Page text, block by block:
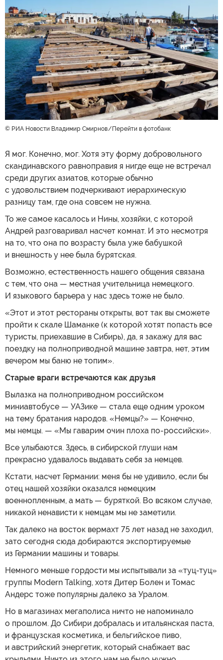
© РИА Новости Владимир Смирнов Перейти в фотобанк
Я мог. Конечно, мог. Хотя эту форму добровольного
скандинавского равноправия я нигде еще не встречал
среди других азиатов, которые обычно
с удовольствием подчеркивают иерархическую
разницу там, где она совсем не нужна.
То же самое касалось и Нины, хозяйки, с которой
Андрей разговаривал насчет комнат. И это несмотря
на то, что она по возрасту была уже бабушкой
и внешность у нее была бурятская.
Возможно, естественность нашего общения связана
с тем, что она — местная учительница немецкого.
И языкового барьера у нас здесь тоже не было.
«Этот и этот рестораны открыты, вот так вы сможете
пройти к скале Шаманке (к которой хотят попасть все
туристы, приехавшие в Сибирь), да, я закажу для вас
поездку на полноприводной машине завтра, нет, этим
вечером мы баню не топим».
Старые враги встречаются как друзья
Вылазка на полноприводном российском
миниавтобусе — УАЗике — стала еще одним уроком
на тему братания народов. «Немцы?» — Конечно,
мы немцы. — «Мы гаварим очин плоха по-российски».
Все улыбаются. Здесь, в сибирской глуши нам
прекрасно удавалось выдавать себя за немцев.
Кстати, насчет Германии: меня бы не удивило, если бы
отец нашей хозяйки оказался немецким
военнопленным, а мать — буряткой. Во всяком случае,
никакой ненависти к немцам мы не заметили.
Так далеко на восток вермахт 75 лет назад не заходил,
зато сегодня сюда добираются экспортируемые
из Германии машины и товары.
Немного меньше гордости мы испытывали за «туц-туц»
группы Modern Talking, хотя Дитер Болен и Томас
Андерс тоже популярны далеко за Уралом.
Но в магазинах мегаполиса ничто не напоминало
о прошлом. До Сибири добралась и итальянская паста,
и французская косметика, и бельгийское пиво,
и австрийский энергетик, который снабжает вас